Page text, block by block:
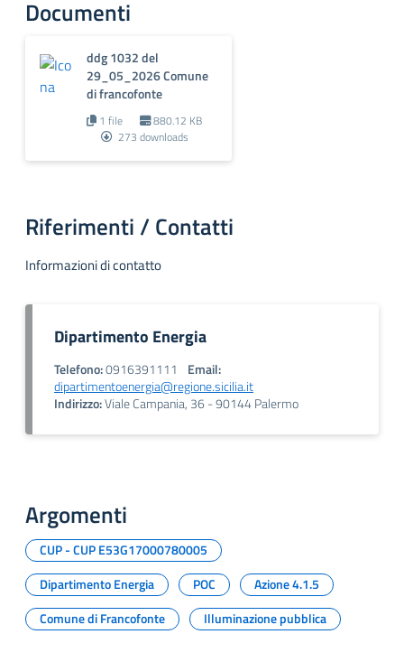
Documenti
ddg 1032 del
29_05_2026 Comune
di francofonte
1 file
880.12 KB
273 downloads
Riferimenti / Contatti
Informazioni di contatto
Dipartimento Energia
Telefono:0916391111
Email:
dipartimentoenergia@regione.sicilia.it
Indirizzo:Viale Campania, 36 - 90144 Palermo
Argomenti
CUP - CUP E53G17000780005
Dipartimento Energia
POC
Azione 4.1.5
Comune di Francofonte
Illuminazione pubblica